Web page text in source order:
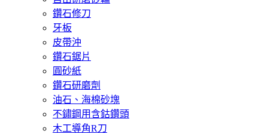
鑽石修刀
牙板
皮帶沖
鑽石鋸片
圓砂紙
鑽石研磨劑
油石、海棉砂塊
不鏽鋼用含鈷鑽頭
木工導角R刀